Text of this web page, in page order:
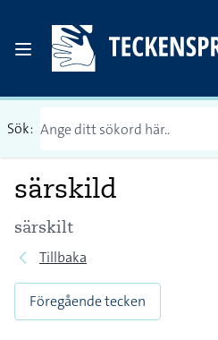
Sök:
särskild
särskilt
Tillbaka
Föregående tecken